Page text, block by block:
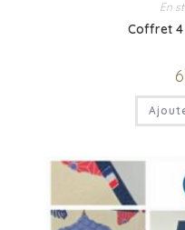
En
Coffret 4